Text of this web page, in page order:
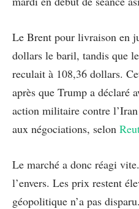
Le Brent pour livraison en
dollars le baril, tandis que
reculait à 108,36 dollars.
après que Trump a déclaré
action militaire contre
aux négociations, selon
Le marché a donc réagi
l’envers. Les prix restent
géopolitique n’a pas